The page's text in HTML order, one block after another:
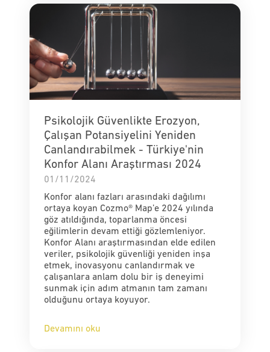
Psikolojik Güvenlikte Erozyon,
Çalışan Potansiyelini Yeniden
Canlandırabilmek - Türkiye'nin
Konfor Alanı Araştırması 2024
01/11/2024
Konfor alanı fazları arasındaki dağılımı
ortaya koyan Cozmo® Map’e 2024 yılında
göz atıldığında, toparlanma öncesi
eğilimlerin devam ettiği gözlemleniyor.
Konfor Alanı araştırmasından elde edilen
veriler, psikolojik güvenliği yeniden inşa
etmek, inovasyonu canlandırmak ve
çalışanlara anlam dolu bir iş deneyimi
sunmak için adım atmanın tam zamanı
olduğunu ortaya koyuyor.
Devamını oku